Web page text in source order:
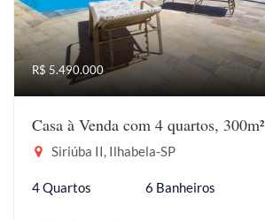
R$ 5.490.000
Casa à Venda com 4 quartos, 300m²
Siriúba II, Ilhabela-SP
4 Quartos 6 Banheiros